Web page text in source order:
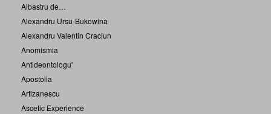
Albastru de…
Alexandru Ursu-Bukowina
Alexandru Valentin Craciun
Anomismia
Antideontologu'
Apostolia
Artizanescu
Ascetic Experience